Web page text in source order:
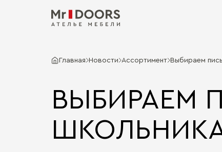
Главная Новости Ассортимент Выбираем
ВЫБИРАЕМ